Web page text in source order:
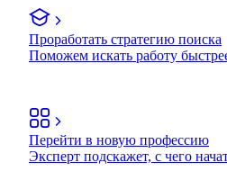
Проработать стратегию поиска
Поможем искать работу
Перейти в новую профессию
Эксперт подскажет, с чего